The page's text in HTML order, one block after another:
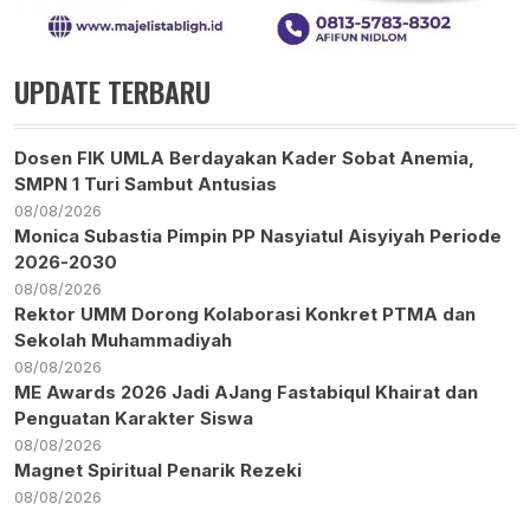
UPDATE TERBARU
Dosen FIK UMLA Berdayakan Kader Sobat Anemia,
SMPN 1 Turi Sambut Antusias
08/08/2026
Monica Subastia Pimpin PP Nasyiatul Aisyiyah Periode
2026-2030
08/08/2026
Rektor UMM Dorong Kolaborasi Konkret PTMA dan
Sekolah Muhammadiyah
08/08/2026
ME Awards 2026 Jadi AJang Fastabiqul Khairat dan
Penguatan Karakter Siswa
08/08/2026
Magnet Spiritual Penarik Rezeki
08/08/2026